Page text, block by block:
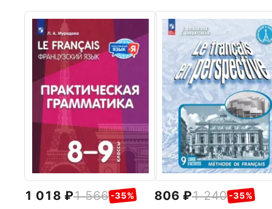
1 018 1 566 -35% 806 1 240 -35%